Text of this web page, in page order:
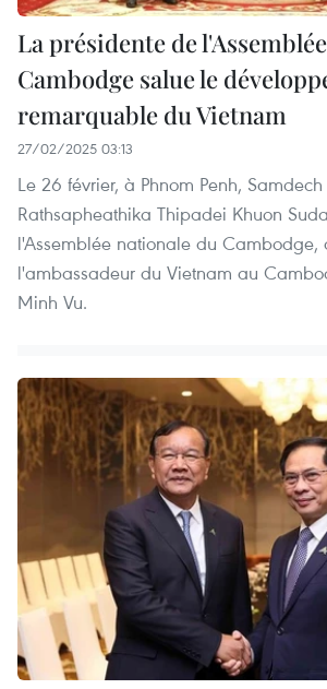
La présidente de
Cambodge salue le
remarquable du Vietnam
27/02/2025 03:13
Le 26 février, à Phnom Penh,
Rathsapheathika Thipadei Khuon
l'Assemblée nationale du Cambodge,
l'ambassadeur du Vietnam au
Minh Vu.